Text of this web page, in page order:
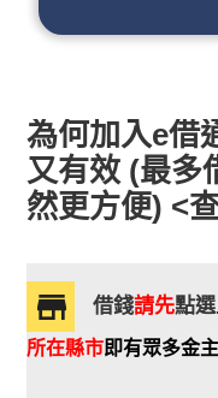
為何加入e借
又有效 (最多
然更方便) <
借錢請先點
所在縣市即有眾多金